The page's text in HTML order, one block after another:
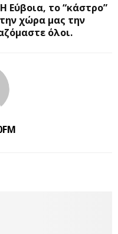
Εύβοια, το “κάστρο”
χώρα μας την
όλοι.